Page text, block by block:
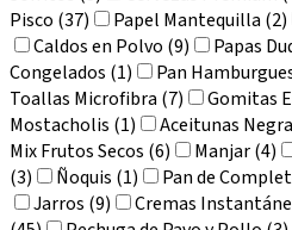
Pisco (37)
Papel Mantequilla (2)
Caldos en Polvo (9)
Papas
Congelados (1)
Pan
Toallas Microfibra (7)
Gomitas
Mostacholis (1)
Aceitunas
Mix Frutos Secos (6)
Manjar (4)
(3)
Ñoquis (1) Pan de
Jarros (9)
Cremas